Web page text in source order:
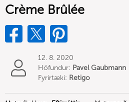
Crème Brûlée
12. 8. 2020
Höfundur: Pavel Gaubmann
Fyrirtæki: Retigo